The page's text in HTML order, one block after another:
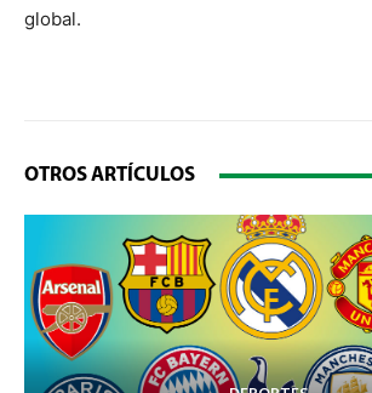
global.
OTROS ARTÍCULOS